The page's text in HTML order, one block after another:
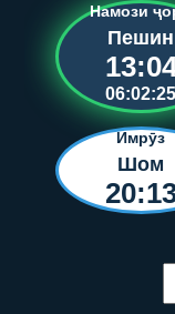
Намози
Пешин
06:02:25
Имрӯз
Шом